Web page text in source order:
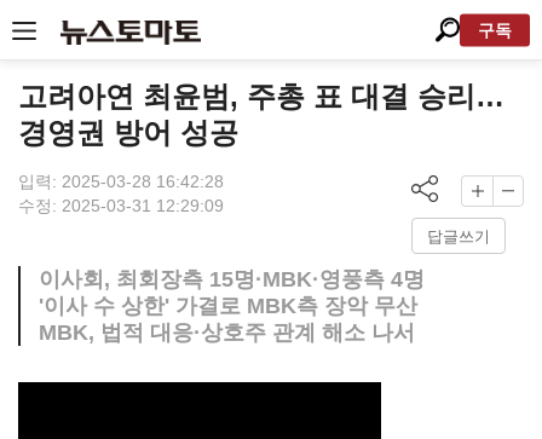
구독
고려아연 최윤범, 주총 표 대결 승리…
경영권 방어 성공
입력: 2025-03-28 16:42:28
수정: 2025-03-31 12:29:09
답글쓰기
이사회, 최회장측 15명·MBK·영풍측 4명
'이사 수 상한' 가결로 MBK측 장악 무산
MBK, 법적 대응·상호주 관계 해소 나서